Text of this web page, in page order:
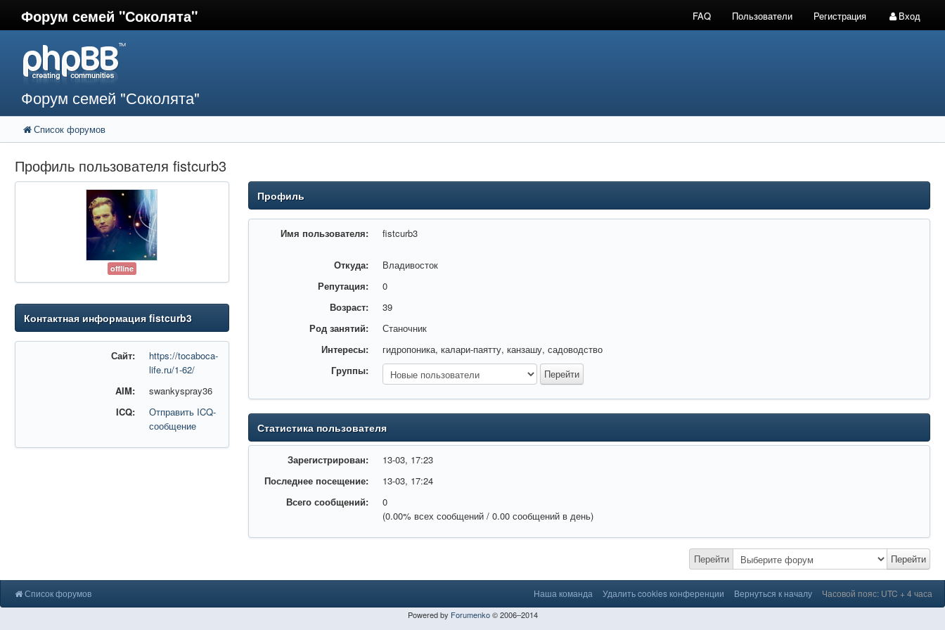
Форум семей "Соколята" FAQ Пользователи Регистрация Вход
Форум семей "Соколята"
Список форумов
Профиль пользователя fistcurb3
offline
Контактная информация fistcurb3
Сайт:
https://tocaboca-
life.ru/1-62/
AIM:
swankyspray36
ICQ:
Отправить ICQ-
сообщение
Профиль
Имя пользователя: fistcurb3
Откуда:
Владивосток
Репутация:
0
Возраст:
39
Род занятий:
Станочник
Интересы:
гидропоника, калари-паятту, канзашу, садоводство
Группы:
Статистика пользователя
Зарегистрирован:
13-03, 17:23
Последнее посещение:
13-03, 17:24
Всего сообщений:
0
(0.00% всех сообщений / 0.00 сообщений в день)
Перейти Перейти
Список форумов Наша команда Удалить cookies конференции Вернуться к началу Часовой пояс: UTC + 4 часа
Powered by Forumenko© 2006–2014